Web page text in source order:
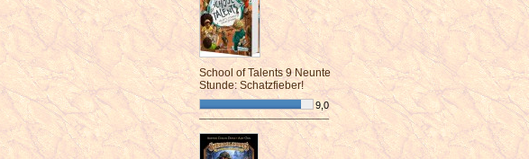
School of Talents 9 Neunte
Stunde: Schatzfieber!
9,0
¯¯¯¯¯¯¯¯¯¯¯¯¯¯¯¯¯¯¯¯¯¯¯¯